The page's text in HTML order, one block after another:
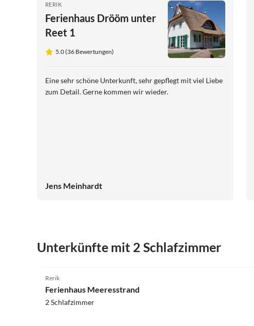
RERIK
Ferienhaus Drööm unter
Reet 1
5.0 (36 Bewertungen)
Eine sehr schöne Unterkunft, sehr gepflegt mit viel Liebe
zum Detail. Gerne kommen wir wieder.
Jens Meinhardt
Unterkünfte mit 2 Schlafzimmer
Rerik
Ferienhaus Meeresstrand
2 Schlafzimmer